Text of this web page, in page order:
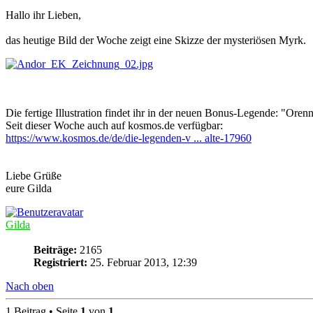
Hallo ihr Lieben,
das heutige Bild der Woche zeigt eine Skizze der mysteriösen Myrk.
Die fertige Illustration findet ihr in der neuen Bonus-Legende:
Seit dieser Woche auch auf kosmos.de verfügbar:
https://www.kosmos.de/de/die-legenden-v ... alte-17960
Liebe Grüße
eure Gilda
Gilda
Beiträge: 2165
Registriert: 25. Februar 2013, 12:39
Nach oben